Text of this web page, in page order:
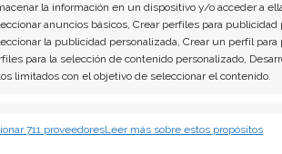
la información en un dispositivo y/o acceder a
anuncios básicos, Crear perfiles para
la publicidad personalizada, Crear un perfil
para la selección de contenido personalizado,
limitados con el objetivo de seleccionar el contenido.
711 proveedoresLeer más sobre estos propósitos
es decir la red LAN y unidades
tarjetas y CD.
proteger tu computadora de
No siempre los antivirus son